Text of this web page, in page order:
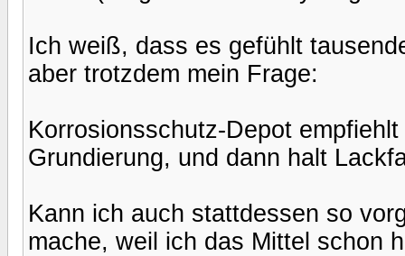
Ich weiß, dass es gefühlt
aber trotzdem mein Frage:
Korrosionsschutz-Depot
Grundierung, und dann halt
Kann ich auch stattdessen so
mache, weil ich das Mittel schon